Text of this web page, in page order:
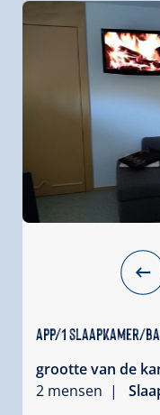
app/1 slaapkamer/
grootte van de
2 mensen |